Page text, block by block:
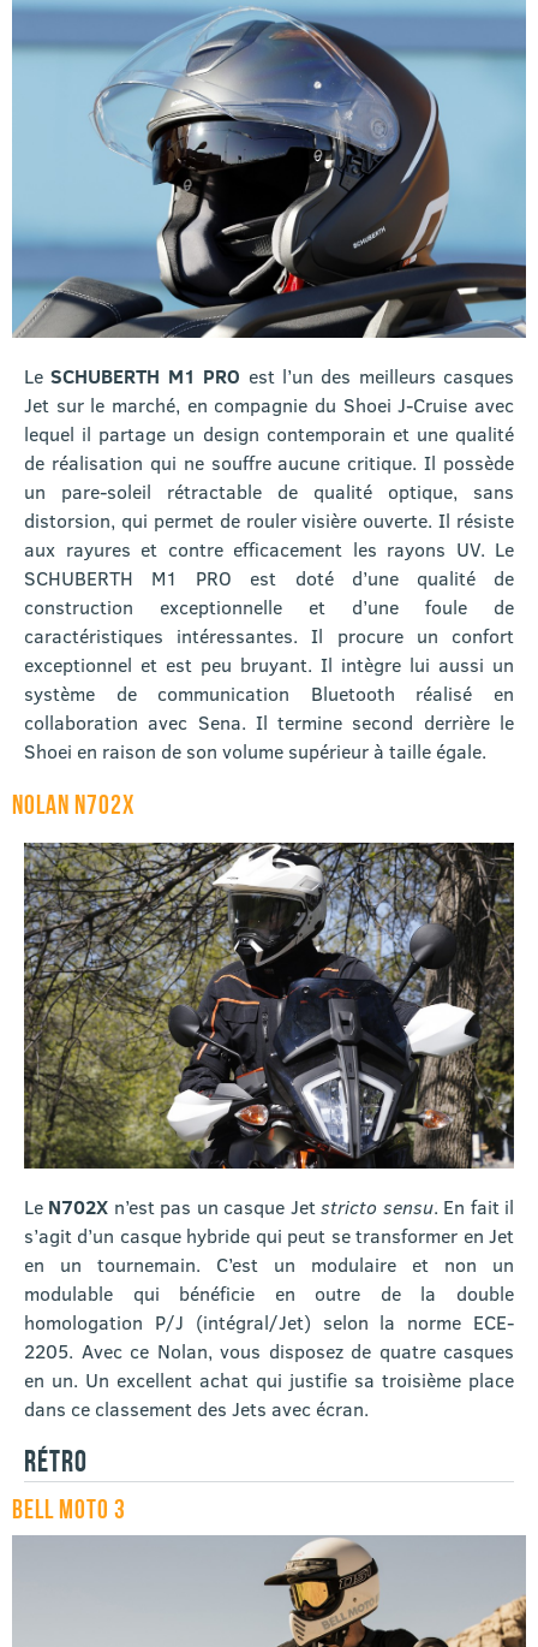
LeSCHUBERTH M1 PRO est l’un des meilleurs casques
Jet sur le marché, en compagnie du Shoei J-Cruise avec
lequel il partage un design contemporain et une qualité
de réalisation qui ne souffre aucune critique. Il possède
un pare-soleil rétractable de qualité optique, sans
distorsion, qui permet de rouler visière ouverte. Il résiste
aux rayures et contre efficacement les rayons UV. Le
SCHUBERTH M1 PRO est doté d’une qualité de
construction exceptionnelle et d’une foule de
caractéristiques intéressantes. Il procure un confort
exceptionnel et est peu bruyant. Il intègre lui aussi un
système de communication Bluetooth réalisé en
collaboration avec Sena. Il termine second derrière le
Shoei en raison de son volume supérieur à taille égale.
NOLAN N702X
Le N702X n’est pas un casque Jetstricto sensu. En fait il
s’agit d’un casque hybride qui peut se transformer en Jet
en un tournemain. C’est un modulaire et non un
modulable qui bénéficie en outre de la double
homologation P/J (intégral/Jet) selon la norme ECE-
2205. Avec ce Nolan, vous disposez de quatre casques
en un. Un excellent achat qui justifie sa troisième place
dans ce classement des Jets avec écran.
RÉTRO
BELL MOTO 3